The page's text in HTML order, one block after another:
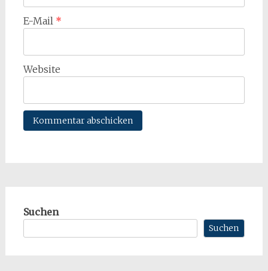
E-Mail *
Website
Suchen
Suchen